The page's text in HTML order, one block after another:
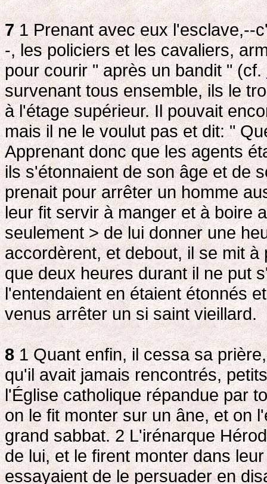
71 Prenant avec eux l'esclave,--
-, les policiers et les cavaliers,
pour courir " après un bandit " (cf.
survenant tous ensemble, ils le
à l'étage supérieur. Il pouvait
mais il ne le voulut pas et dit: "
Apprenant donc que les agents
ils s'étonnaient de son âge et de
prenait pour arrêter un homme
leur fit servir à manger et à boire
seulement > de lui donner une
accordèrent, et debout, il se mit
que deux heures durant il ne put
l'entendaient en étaient étonnés
venus arrêter un si saint vieillard.
81 Quant enfin, il cessa sa
qu'il avait jamais rencontrés,
l'Église catholique répandue par
on le fit monter sur un âne, et on
grand sabbat. 2L'irénarque
de lui, et le firent monter dans
essayaient de le persuader en